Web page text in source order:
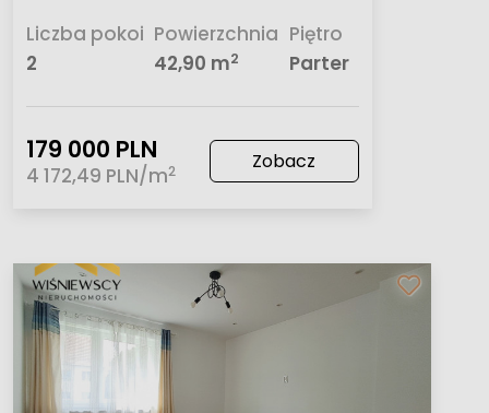
Liczba pokoi
2
Powierzchnia
42,90 m2
Piętro
Parter
179 000 PLN
4 172,49 PLN/m2 Zobacz